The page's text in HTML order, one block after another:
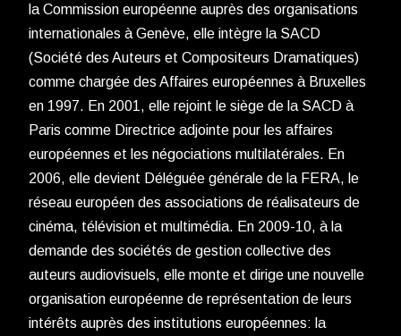
la Commission européenne auprès des organisations
internationales à Genève, elle intègre la SACD
(Société des Auteurs et Compositeurs Dramatiques)
comme chargée des Affaires européennes à Bruxelles
en 1997. En 2001, elle rejoint le siège de la SACD à
Paris comme Directrice adjointe pour les affaires
européennes et les négociations multilatérales. En
2006, elle devient Déléguée générale de la FERA, le
réseau européen des associations de réalisateurs de
cinéma, télévision et multimédia. En 2009-10, à la
demande des sociétés de gestion collective des
auteurs audiovisuels, elle monte et dirige une nouvelle
organisation européenne de représentation de leurs
intérêts auprès des institutions européennes: la